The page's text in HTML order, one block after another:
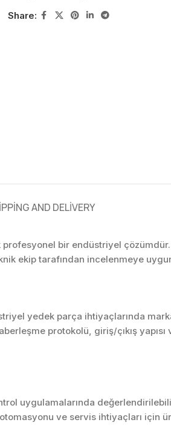
Share:
AND DELIVERY
bir endüstriyel
ekip tarafından incelenmeye
yedek parça ihtiyaçlarında
protokolü, giriş/çıkış
uygulamalarında
ve servis ihtiyaçları için